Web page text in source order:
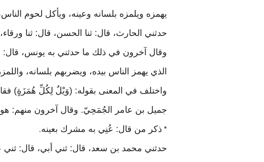
يهمزه ويلمزه بلسانه وعينه، ويأكل لحوم
حدثني الحارث، قال: ثنا الحسن، قال: ثنا
وقال آخرون في ذلك ما حدثني به يونس، قال:
الذي يهمز الناس بيده، ويضربهم بلسانه،
واختلف في المعنى بقوله: (وَيْلٌ لِكُلِّ هُمَزَةٍ)
جميل بن عامر الجُمَحِيّ. وقال آخرون منهم:
* ذكر من قال: عُنِي به مشرك بعينه.
حدثني محمد بن سعد، قال: ثني أبي، قال: